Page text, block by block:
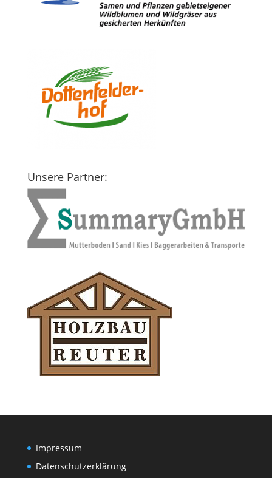
Unsere Partner:
Impressum
Datenschutzerklärung